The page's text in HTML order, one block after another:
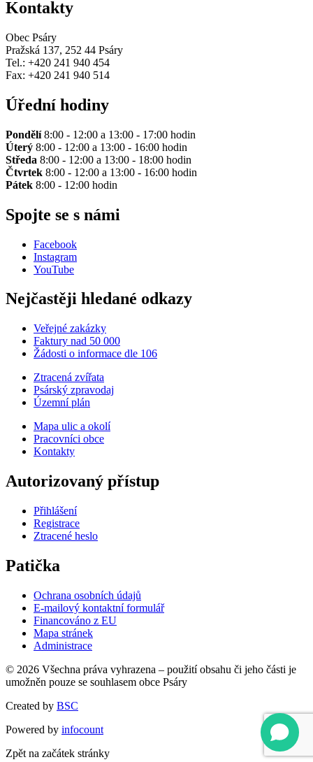
Kontakty
Obec Psáry
Pražská 137, 252 44 Psáry
Tel.: +420 241 940 454
Fax: +420 241 940 514
Úřední hodiny
Pondělí8:00 - 12:00 a 13:00 - 17:00 hodin
Úterý 8:00 - 12:00 a 13:00 - 16:00 hodin
Středa 8:00 - 12:00 a 13:00 - 18:00 hodin
Čtvrtek 8:00 - 12:00 a 13:00 - 16:00 hodin
Pátek 8:00 - 12:00 hodin
Spojte se s námi
Facebook
Instagram
YouTube
Nejčastěji hledané odkazy
Veřejné zakázky
Faktury nad 50 000
Žádosti o informace dle 106
Ztracená zvířata
Psárský zpravodaj
Územní plán
Mapa ulic a okolí
Pracovníci obce
Kontakty
Autorizovaný přístup
Přihlášení
Registrace
Ztracené heslo
Patička
Ochrana osobních údajů
E-mailový kontaktní formulář
Financováno z EU
Mapa stránek
Administrace
© 2026 Všechna práva vyhrazena – použití obsahu či jeho části je
umožněn pouze se souhlasem obce Psáry
Created by BSC
Powered by infocount
Zpět na začátek stránky